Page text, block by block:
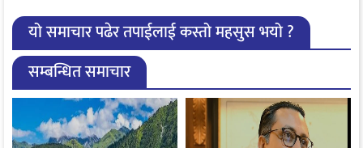
यो समाचार पढेर तपाईलाई कस्तो महसुस भयो ?
सम्बन्धित समाचार